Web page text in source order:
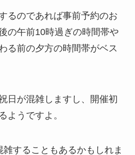
るのであれば事前予約のお
の午前10時過ぎの時間帯や
る前の夕方の時間帯がベス
日が混雑しますし、開催初
ようですよ。
雑することもあるかもしれま